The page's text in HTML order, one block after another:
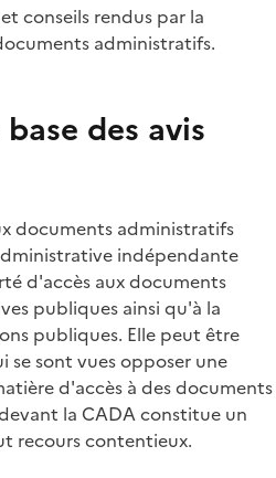
conseils rendus par la
administratifs.
des avis
documents administratifs
indépendante
d'accès aux documents
publiques ainsi qu'à la
publiques. Elle peut être
se sont vues opposer une
d'accès à des documents
la CADA constitue un
recours contentieux.